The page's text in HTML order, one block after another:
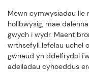
Mewn cymwysiadau lle
hollbwysig, mae
gwych i wydr. Maent
wrthsefyll lefelau uchel
gwneud yn ddelfrydol
adeiladau cyhoeddus